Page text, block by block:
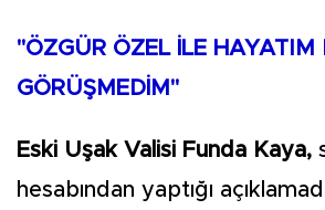
"ÖZGÜR ÖZEL İLE
GÖRÜŞMEDİM"
Eski Uşak Valisi Funda Kaya,
hesabından yaptığı